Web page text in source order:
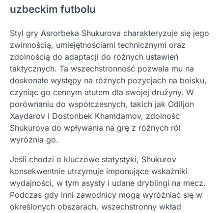
uzbeckim futbolu
Styl gry Asrorbeka Shukurova charakteryzuje się jego
zwinnością, umiejętnościami technicznymi oraz
zdolnością do adaptacji do różnych ustawień
taktycznych. Ta wszechstronność pozwala mu na
doskonałe występy na różnych pozycjach na boisku,
czyniąc go cennym atutem dla swojej drużyny. W
porównaniu do współczesnych, takich jak Odiljon
Xaydarov i Dostonbek Khamdamov, zdolność
Shukurova do wpływania na grę z różnych ról
wyróżnia go.
Jeśli chodzi o kluczowe statystyki, Shukurov
konsekwentnie utrzymuje imponujące wskaźniki
wydajności, w tym asysty i udane dryblingi na mecz.
Podczas gdy inni zawodnicy mogą wyróżniać się w
określonych obszarach, wszechstronny wkład